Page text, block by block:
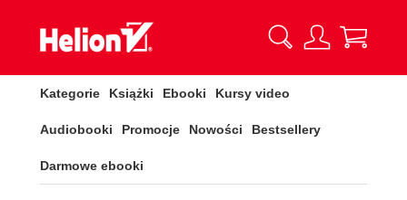
Kategorie Książki Ebooki Kursy video
Audiobooki Promocje Nowości Bestsellery
Darmowe ebooki